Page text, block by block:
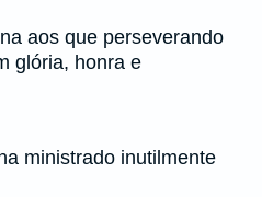
aos que perseverando
glória, honra e
ministrado inutilmente